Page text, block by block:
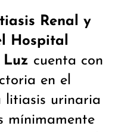
Renal y
Hospital
cuenta con
en el
litiasis urinaria
mínimamente